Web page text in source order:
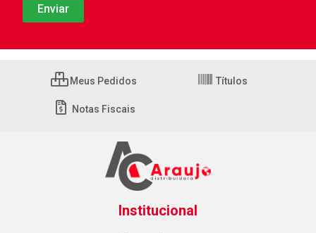
Meus Pedidos Títulos
Notas Fiscais
Institucional